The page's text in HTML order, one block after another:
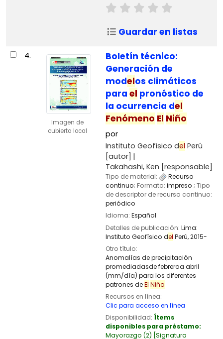
Guardar en listas
4.
Imagen de
cubierta local
Boletín técnico:
Generación de
modelos climáticos
para el pronóstico de
la ocurrencia del
Fenómeno El Niño
por
Instituto Geofísico del Perú
[autor]
Takahashi, Ken [responsable]
Tipo de material:
Recurso
continuo; Formato: impreso ; Tipo
de descriptor de recurso continuo:
periódico
Idioma: Español
Detalles de publicación: Lima:
Instituto Geofísico del Perú,2015-
Otro título:
Anomalías de precipitación
promediadasde febreroa abril
(mm/día) para los diferentes
patrones deEl Niño
Recursos en línea:
Clic para acceso en línea
Disponibilidad: Ítems
disponibles para préstamo:
Mayorazgo (2) Signatura